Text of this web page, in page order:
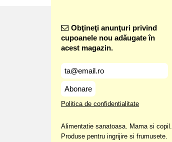
Obţineţi anunţuri privind
cupoanele nou adăugate în
acest magazin.
Abonare
Politica de confidentialitate
Alimentatie sanatoasa. Mama si copil.
Produse pentru ingrijire si frumusete.